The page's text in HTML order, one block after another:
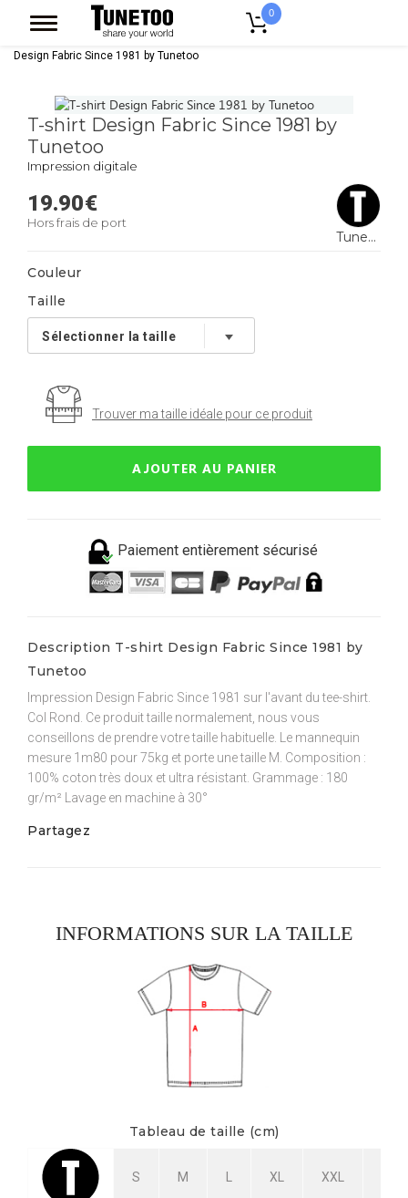
0
Vêtement Homme T-shirt Homme
Design Fabric Since 1981 by Tunetoo
T-shirt Design Fabric Since 1981 by
Tunetoo
Impression digitale
19.90€
Hors frais de port
Tunetoo
Couleur
Taille
Trouver ma taille idéale pour ce produit
AJOUTER AU PANIER
Paiement entièrement sécurisé
Description T-shirt Design Fabric Since 1981 by
Tunetoo
Impression Design Fabric Since 1981 sur l'avant du tee-shirt.
Col Rond. Ce produit taille normalement, nous vous
conseillons de prendre votre taille habituelle. Le mannequin
mesure 1m80 pour 75kg et porte une taille M. Composition :
100% coton très doux et ultra résistant. Grammage : 180
gr/m² Lavage en machine à 30°
Partagez
INFORMATIONS SUR LA TAILLE
Tableau de taille (cm)
S M L XL XXL